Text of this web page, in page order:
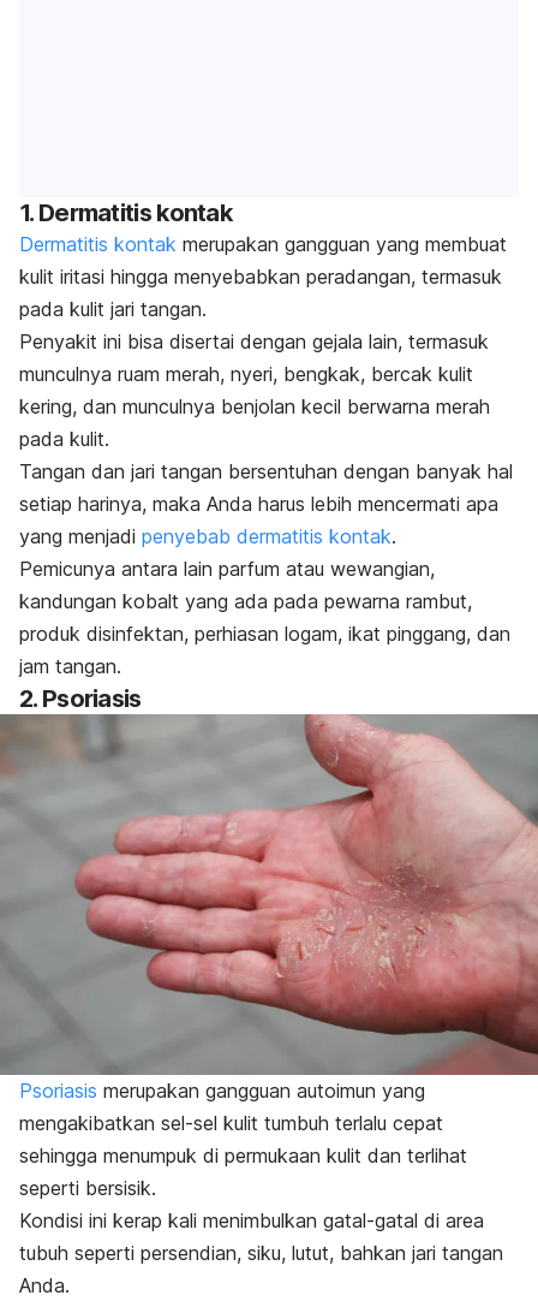
1. Dermatitis kontak
Dermatitis kontak merupakan gangguan yang membuat
kulit iritasi hingga menyebabkan peradangan, termasuk
pada kulit jari tangan.
Penyakit ini bisa disertai dengan gejala lain, termasuk
munculnya ruam merah, nyeri, bengkak, bercak kulit
kering, dan munculnya benjolan kecil berwarna merah
pada kulit.
Tangan dan jari tangan bersentuhan dengan banyak hal
setiap harinya, maka Anda harus lebih mencermati apa
yang menjadi penyebab dermatitis kontak.
Pemicunya antara lain parfum atau wewangian,
kandungan kobalt yang ada pada pewarna rambut,
produk disinfektan, perhiasan logam, ikat pinggang, dan
jam tangan.
2. Psoriasis
Psoriasis merupakan gangguan autoimun yang
mengakibatkan sel-sel kulit tumbuh terlalu cepat
sehingga menumpuk di permukaan kulit dan terlihat
seperti bersisik.
Kondisi ini kerap kali menimbulkan gatal-gatal di area
tubuh seperti persendian, siku, lutut, bahkan jari tangan
Anda.